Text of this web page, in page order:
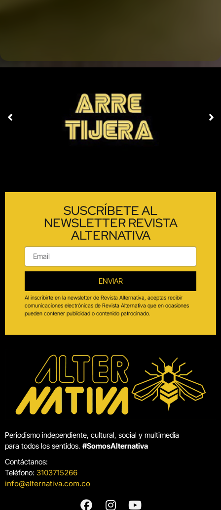
SUSCRÍBETE AL
NEWSLETTER REVISTA
ALTERNATIVA
ENVIAR
Al inscribirte en la newsletter de Revista Alternativa, aceptas recibir
comunicaciones electrónicas de Revista Alternativa que en ocasiones
pueden contener publicidad o contenido patrocinado.
Periodismo independiente, cultural, social y multimedia
para todos los sentidos. #SomosAlternativa
Contáctanos:
Teléfono: 3103715266
info@alternativa.com.co